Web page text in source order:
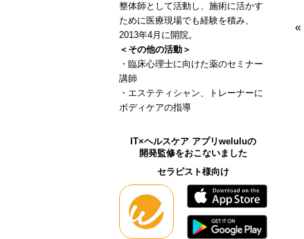
«
整体師として活動し、施術に活かす
ために医療現場でも経験を積み、
2013年4月に開院。
＜その他の活動＞
・臨床心理士に向けた薬のセミナー
講師
・エステティシャン、トレーナーに
ボディケアの指導
IT×ヘルスケア アプリweluluの
開発監修をおこないました
セラピスト様向け